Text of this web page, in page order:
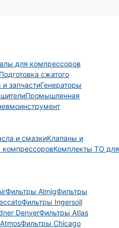
для компрессоров
Подготовка сжатого
запчастиГенераторы
Промышленная
и смазкиКлапаны и
компрессоровКомплекты ТО для
Фильтры AlmigФильтры
Фильтры Ingersoll
DenverФильтры Atlas
Фильтры Chicago